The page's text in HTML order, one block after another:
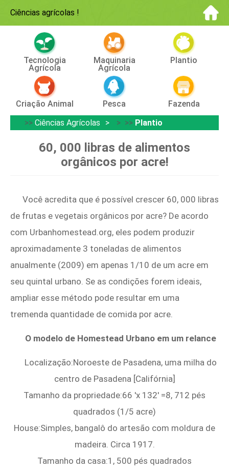
Ciências agrícolas !
Tecnologia
Agrícola
Maquinaria
Agrícola
Plantio
Criação Animal Pesca
Fazenda
>> Ciências Agrícolas > >> Plantio
60, 000 libras de alimentos
orgânicos por acre!
Você acredita que é possível crescer 60, 000 libras
de frutas e vegetais orgânicos por acre? De acordo
com Urbanhomestead.org, eles podem produzir
aproximadamente 3 toneladas de alimentos
anualmente (2009) em apenas 1/10 de um acre em
seu quintal urbano. Se as condições forem ideais,
ampliar esse método pode resultar em uma
tremenda quantidade de comida por acre.
O modelo de Homestead Urbano em um relance
Localização:Noroeste de Pasadena, uma milha do
centro de Pasadena [Califórnia]
Tamanho da propriedade:66 'x 132' =8, 712 pés
quadrados (1/5 acre)
House:Simples, bangalô do artesão com moldura de
madeira. Circa 1917.
Tamanho da casa:1, 500 pés quadrados